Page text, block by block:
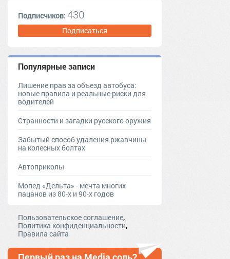
Подписчиков: 430
Подписаться
Популярные записи
Лишение прав за объезд автобуса:
новые правила и реальные риски для
водителей
Странности и загадки русского оружия
Забытый способ удаления ржавчины
на колесных болтах
Автоприколы
Мопед «Дельта» - мечта многих
пацанов из 80-х и 90-х годов
Пользовательское соглашение,
Политика конфиденциальности,
Правила сайта